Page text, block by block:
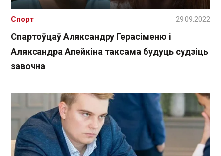
Спартоўцаў Аляксандру Герасіменю і
Аляксандра Апейкіна таксама будуць судзіць
завочна
Спорт 29.09.2022